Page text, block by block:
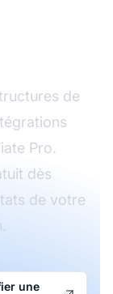
de
Pro.
dès
de votre
une